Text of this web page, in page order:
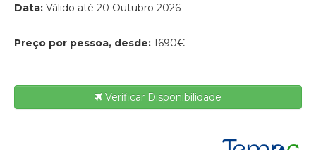
Data: Válido até 20 Outubro 2026
Preço por pessoa, desde: 1690€
Verificar Disponibilidade